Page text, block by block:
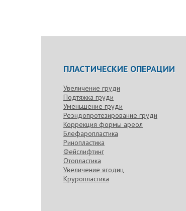
ПЛАСТИЧЕСКИЕ ОПЕРАЦИИ
Увеличение груди
Подтяжка груди
Уменьшение груди
Реэндопротезирование груди
Коррекция формы ареол
Блефаропластика
Ринопластика
Фейслифтинг
Отопластика
Увеличение ягодиц
Круропластика